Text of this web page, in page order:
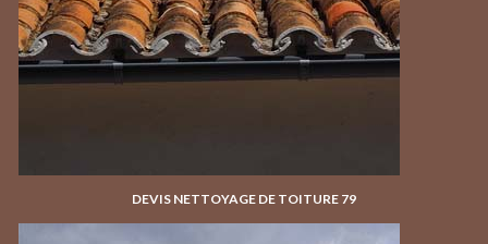
DEVIS NETTOYAGE DE TOITURE 79